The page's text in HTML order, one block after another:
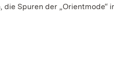
Spuren der „Orientmode“